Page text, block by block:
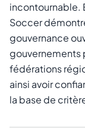
incontournable.
Soccer
gouvernance
gouvernements
fédérations
ainsi avoir
la base de